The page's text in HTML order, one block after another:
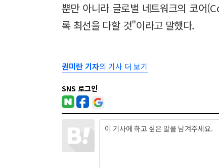
뿐만 아니라 글로벌 네트워크의 코어
록 최선을 다할 것"이라고 말했다.
권미란 기자의 기사 더 보기
SNS 로그인